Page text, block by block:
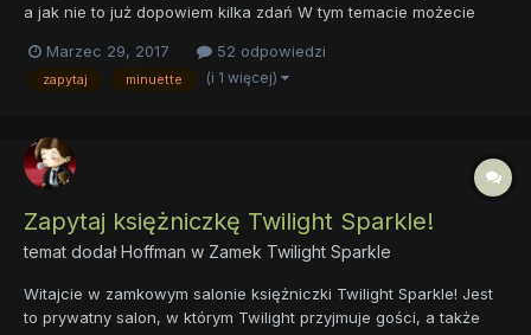
a jak nie to już dopowiem kilka zdań W tym temacie możecie
ona będzie na nie odpowiadać. Prawda Minuette ? Oczywiście !
Postaram się odpowiedzieć na wszystki...
Marzec 29, 2017 52 odpowiedzi
zapytaj minuette (i 1 więcej)
Zapytaj księżniczkę Twilight Sparkle!
temat dodałHoffman w Zamek Twilight Sparkle
Witajcie w zamkowym salonie księżniczki Twilight Sparkle! Jest
to prywatny salon, w którym Twilight przyjmuje gości, a także